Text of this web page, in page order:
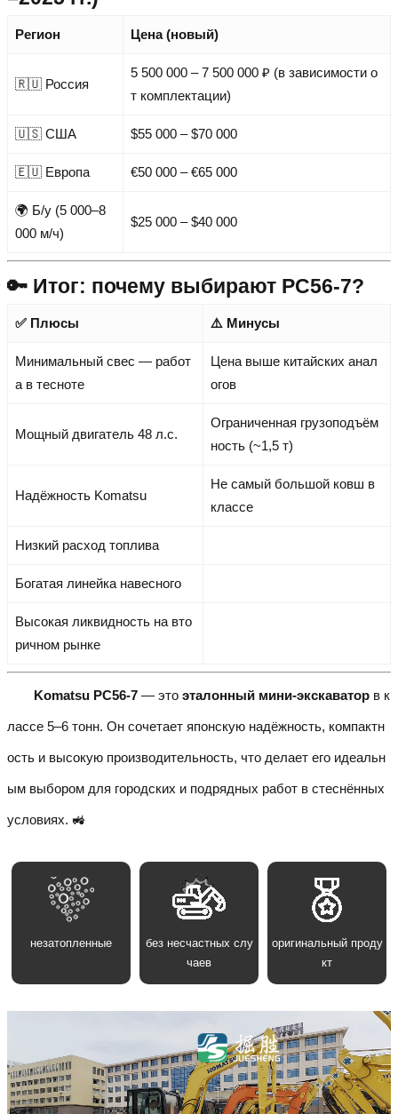
Регион Цена (новый)
🇷🇺 Россия
5 500 000 – 7 500 000 ₽ (в зависимости о
т комплектации)
🇺🇸 США $55 000 – $70 000
🇪🇺 Европа €50 000 – €65 000
🌍 Б/у (5 000–8
000 м/ч)
$25 000 – $40 000
🔑 Итог: почему выбирают PC56-7?
✅ Плюсы ⚠️ Минусы
Минимальный свес — работ
а в тесноте
Цена выше китайских анал
огов
Мощный двигатель 48 л.с.
Ограниченная грузоподъём
ность (~1,5 т)
Надёжность Komatsu
Не самый большой ковш в
классе
Низкий расход топлива
Богатая линейка навесного
Высокая ликвидность на вто
ричном рынке
Komatsu PC56-7 — это эталонный мини-экскаватор в к
лассе 5–6 тонн. Он сочетает японскую надёжность, компактн
ость и высокую производительность, что делает его идеальн
ым выбором для городских и подрядных работ в стеснённых
условиях. 🚜
незатопленные
без несчастных слу
чаев
оригинальный проду
кт